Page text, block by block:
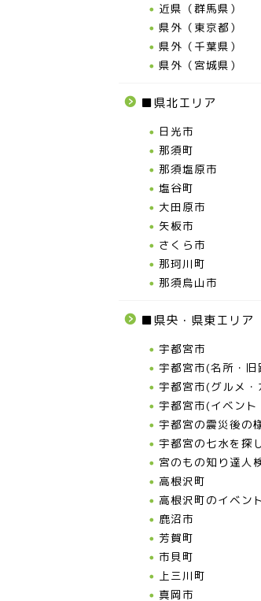
近県（群馬県）
県外（東京都）
県外（千葉県）
県外（宮城県）
■県北エリア
日光市
那須町
那須塩原市
塩谷町
大田原市
矢板市
さくら市
那珂川町
那須烏山市
■県央・県東エリア
宇都宮市
宇都宮市(名所・
宇都宮市(グルメ・
宇都宮市(イベント
宇都宮の震災後の
宇都宮の七水を探
宮のもの知り達人
高根沢町
高根沢町のイベン
鹿沼市
芳賀町
市貝町
上三川町
真岡市